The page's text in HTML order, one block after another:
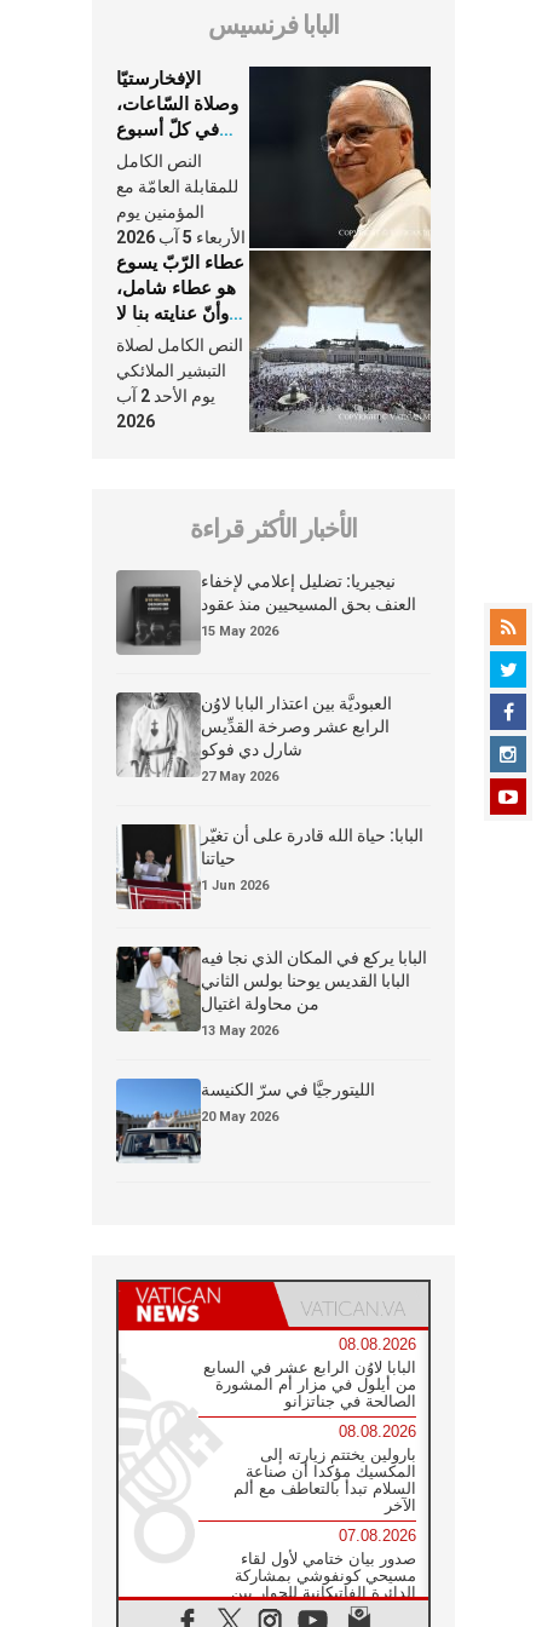
البابا فرنسيس
الإفخارستيّا
وصلاة السّاعات،
في كلّ أسبوع
وكلّ يوم، هما
النَّفَس في حياة
الكنيسة
النص الكامل
للمقابلة العامّة مع
المؤمنين يوم
الأربعاء 5 آب 2026
عطاء الرّبّ يسوع
هو عطاء شامل،
وأنّ عنايته بنا لا
تغيب عنّا أبدًا
النص الكامل لصلاة
التبشير الملائكي
يوم الأحد 2 آب
2026
الأخبار الأكثر قراءة
نيجيريا: تضليل إعلامي لإخفاء
العنف بحق المسيحيين منذ عقود
15 May 2026
العبوديَّة بين اعتذار البابا لاوُن
الرابع عشر وصرخة القدِّيس
شارل دي فوكو
27 May 2026
البابا: حياة الله قادرة على أن تغيّر
حياتنا
1 Jun 2026
البابا يركع في المكان الذي نجا فيه
البابا القديس يوحنا بولس الثاني
من محاولة اغتيال
13 May 2026
الليتورجيَّا في سرّ الكنيسة
20 May 2026
08.08.2026
البابا لاوُن الرابع عشر في السابع
من أيلول في مزار أم المشورة
الصالحة في جناتزانو
08.08.2026
بارولين يختتم زيارته إلى
المكسيك مؤكدا أن صناعة
السلام تبدأ بالتعاطف مع ألم
الآخر
07.08.2026
صدور بيان ختامي لأول لقاء
مسيحي كونفوشي بمشاركة
الدائرة الفاتيكانية للحوار بين